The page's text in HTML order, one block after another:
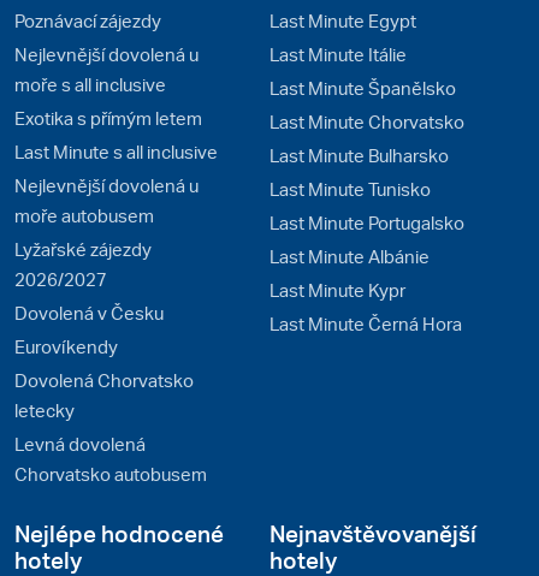
Poznávací zájezdy
Nejlevnější dovolená u
moře s all inclusive
Exotika s přímým letem
Last Minute s all inclusive
Nejlevnější dovolená u
moře autobusem
Lyžařské zájezdy
2026/2027
Dovolená v Česku
Eurovíkendy
Dovolená Chorvatsko
letecky
Levná dovolená
Chorvatsko autobusem
Last Minute Egypt
Last Minute Itálie
Last Minute Španělsko
Last Minute Chorvatsko
Last Minute Bulharsko
Last Minute Tunisko
Last Minute Portugalsko
Last Minute Albánie
Last Minute Kypr
Last Minute Černá Hora
Nejlépe hodnocené
hotely
Nejnavštěvovanější
hotely